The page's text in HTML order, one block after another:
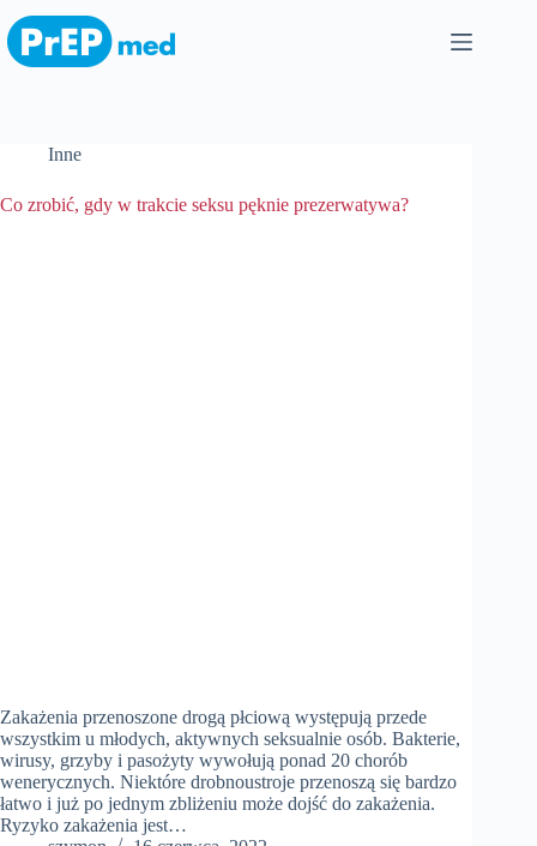
do
treści
Inne
Co zrobić, gdy w trakcie seksu pęknie prezerwatywa?
Zakażenia przenoszone drogą płciową występują przede
wszystkim u młodych, aktywnych seksualnie osób. Bakterie,
wirusy, grzyby i pasożyty wywołują ponad 20 chorób
wenerycznych. Niektóre drobnoustroje przenoszą się bardzo
łatwo i już po jednym zbliżeniu może dojść do zakażenia.
Ryzyko zakażenia jest…